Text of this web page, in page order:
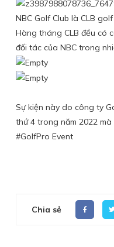
NBC Golf Club là CLB
Hàng tháng CLB đều có
đối tác của NBC trong
Sự kiện này do công ty
thứ 4 trong năm 2022
#GolfPro Event
Chia sẻ